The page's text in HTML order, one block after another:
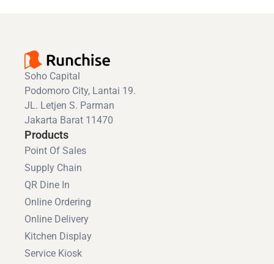
Soho Capital
Podomoro City, Lantai 19.
JL. Letjen S. Parman
Jakarta Barat 11470
Products
Point Of Sales
Supply Chain
QR Dine In
Online Ordering
Online Delivery
Kitchen Display
Service Kiosk